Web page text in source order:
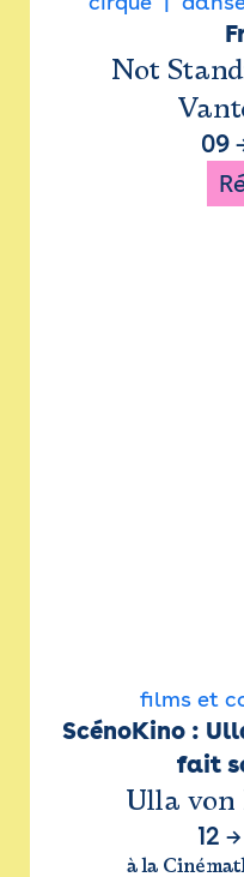
Not
09
films et
ScénoKino :
fait
Ulla von
12 →
à la